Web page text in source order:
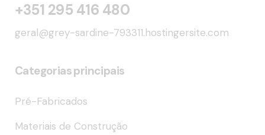
+351 295 416 480
geral@grey-sardine-793311.hostingersite.com
Categorias principais
Pré-Fabricados
Materiais de Construção